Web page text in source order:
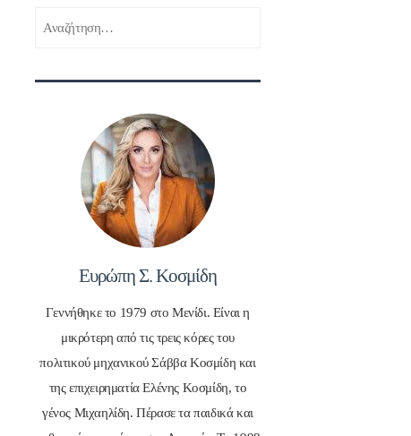
Ευρώπη Σ. Κοσμίδη
Γεννήθηκε το 1979 στο Μενίδι. Είναι η
μικρότερη από τις τρεις κόρες του
πολιτικού μηχανικού Σάββα Κοσμίδη και
της επιχειρηματία Ελένης Κοσμίδη, το
γένος Μιχαηλίδη. Πέρασε τα παιδικά και